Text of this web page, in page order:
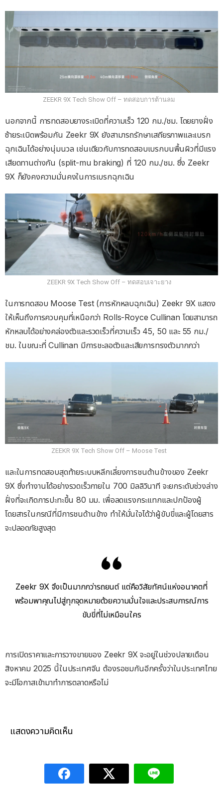
ZEEKR 9X Tech Show Off – ทดสอบการต้านลม
นอกจากนี้ การทดสอบยางระเบิดที่ความเร็ว 120 กม./ชม. โดยยางฝั่ง
ซ้ายระเบิดพร้อมกัน Zeekr 9X ยังสามารถรักษาเสถียรภาพและเบรก
ฉุกเฉินได้อย่างนุ่มนวล เช่นเดียวกับการทดสอบเบรกบนพื้นผิวที่มีแรง
เสียดทานต่างกัน (split-mu braking) ที่ 120 กม./ชม. ซึ่ง Zeekr
9X ก็ยังคงความมั่นคงในการเบรกฉุกเฉิน
ZEEKR 9X Tech Show Off – ทดสอบเจาะยาง
ในการทดสอบ Moose Test (การหักหลบฉุกเฉิน) Zeekr 9X แสดง
ให้เห็นถึงการควบคุมที่เหนือกว่า Rolls-Royce Cullinan โดยสามารถ
หักหลบได้อย่างคล่องตัวและรวดเร็วที่ความเร็ว 45, 50 และ 55 กม./
ชม. ในขณะที่ Cullinan มีการชะลอตัวและเสียการทรงตัวมากกว่า
ZEEKR 9X Tech Show Off – Moose Test
และในการทดสอบสุดท้ายระบบหลีกเลี่ยงการชนด้านข้างของ Zeekr
9X ซึ่งทำงานได้อย่างรวดเร็วภายใน 700 มิลลิวินาที จะยกระดับช่วงล่าง
ฝั่งที่จะเกิดการปะทะขึ้น 80 มม. เพื่อลดแรงกระแทกและปกป้องผู้
โดยสารในกรณีที่มีการชนด้านข้าง ทำให้มั่นใจได้ว่าผู้ขับขี่และผู้โดยสาร
จะปลอดภัยสูงสุด
Zeekr 9X จึงเป็นมากกว่ารถยนต์ แต่คือวิสัยทัศน์แห่งอนาคตที่
พร้อมพาคุณไปสู่ทุกจุดหมายด้วยความมั่นใจและประสบการณ์การ
ขับขี่ที่ไม่เหมือนใคร
การเปิดราคาและการวางขายของ Zeekr 9X จะอยู่ในช่วงปลายเดือน
สิงหาคม 2025 นี้ในประเทศจีน ต้องรอชมกันอีกครั้งว่าในประเทศไทย
จะมีโอกาสเข้ามาทำการตลาดหรือไม่
แสดงความคิดเห็น